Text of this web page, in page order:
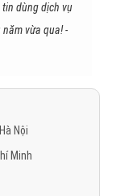
dùng dịch vụ
vừa qua! -
Nội
Minh